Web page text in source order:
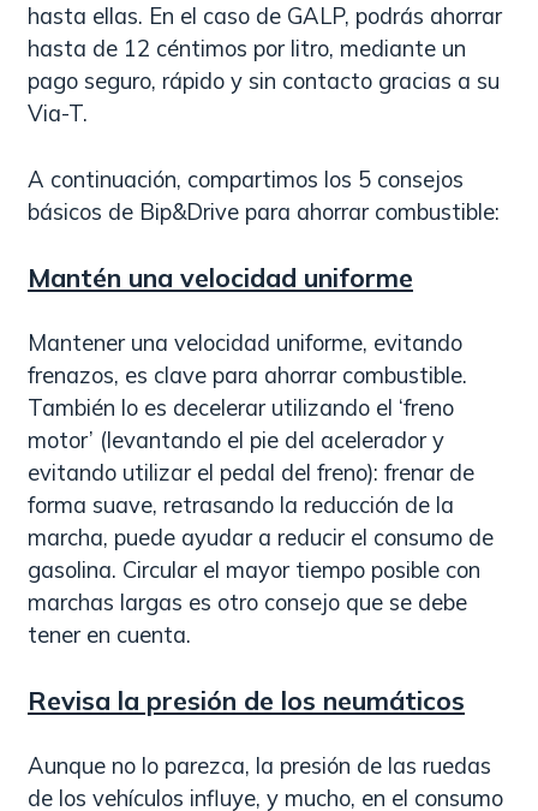
hasta ellas. En el caso de GALP, podrás ahorrar
hasta de 12 céntimos por litro, mediante un
pago seguro, rápido y sin contacto gracias a su
Via-T.
A continuación, compartimos los 5 consejos
básicos de Bip&Drive para ahorrar combustible:
Mantén una velocidad uniforme
Mantener una velocidad uniforme, evitando
frenazos, es clave para ahorrar combustible.
También lo es decelerar utilizando el ‘freno
motor’ (levantando el pie del acelerador y
evitando utilizar el pedal del freno): frenar de
forma suave, retrasando la reducción de la
marcha, puede ayudar a reducir el consumo de
gasolina. Circular el mayor tiempo posible con
marchas largas es otro consejo que se debe
tener en cuenta.
Revisa la presión de los neumáticos
Aunque no lo parezca, la presión de las ruedas
de los vehículos influye, y mucho, en el consumo